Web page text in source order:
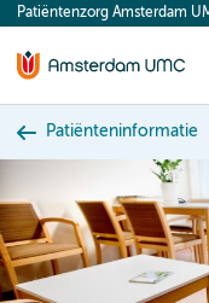
content
Patiëntenzorg Amsterdam
Patiënteninformatie